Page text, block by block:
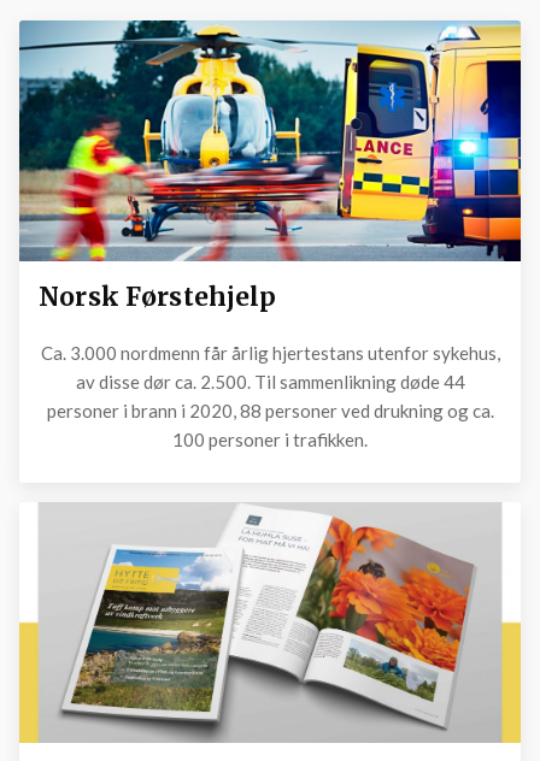
Norsk Førstehjelp
Ca. 3.000 nordmenn får årlig hjertestans utenfor sykehus,
av disse dør ca. 2.500. Til sammenlikning døde 44
personer i brann i 2020, 88 personer ved drukning og ca.
100 personer i trafikken.